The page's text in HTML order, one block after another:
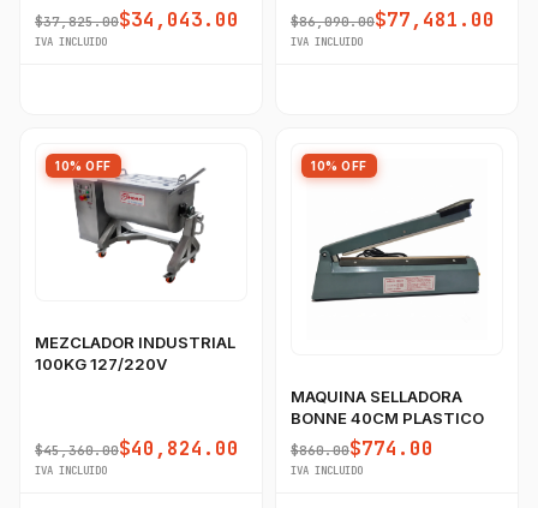
$37,825.00$34,043.00
IVA INCLUIDO
$86,090.00$77,481.00
IVA INCLUIDO
10% OFF
MEZCLADOR INDUSTRIAL
100KG 127/220V
$45,360.00$40,824.00
IVA INCLUIDO
10% OFF
MAQUINA SELLADORA
BONNE 40CM PLASTICO
$860.00$774.00
IVA INCLUIDO